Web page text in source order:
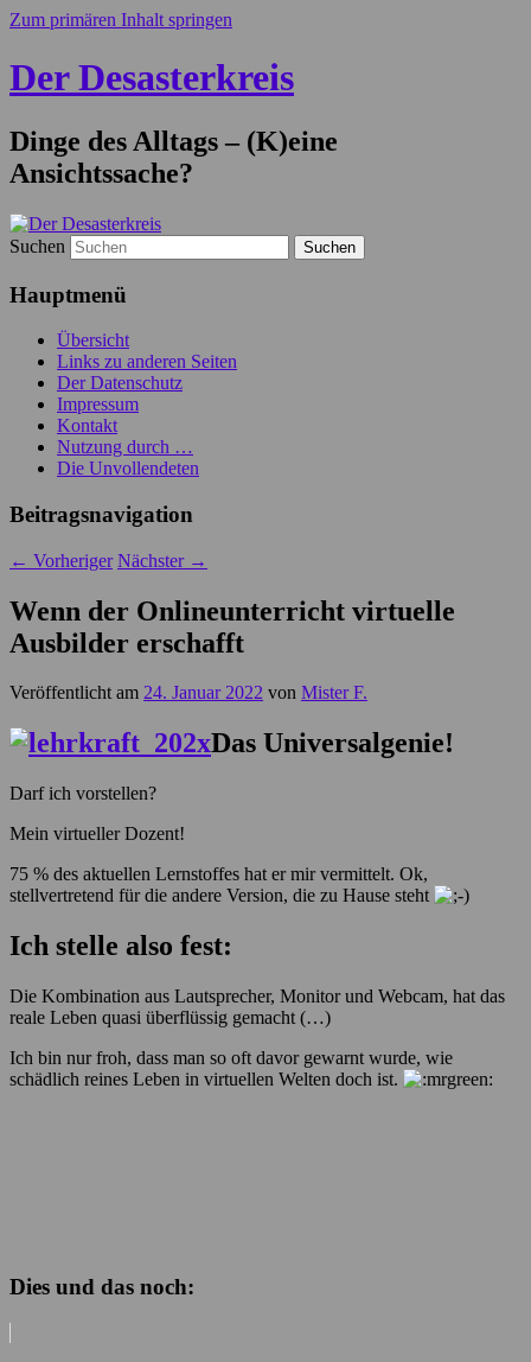
Zum primären Inhalt springen
Der Desasterkreis
Dinge des Alltags – (K)eine
Ansichtssache?
Suchen
Hauptmenü
Übersicht
Links zu anderen Seiten
Der Datenschutz
Impressum
Kontakt
Nutzung durch …
Die Unvollendeten
Beitragsnavigation
← Vorheriger Nächster →
Wenn der Onlineunterricht virtuelle
Ausbilder erschafft
Veröffentlicht am 24. Januar 2022 von Mister F.
Das Universalgenie!
Darf ich vorstellen?
Mein virtueller Dozent!
75 % des aktuellen Lernstoffes hat er mir vermittelt. Ok,
stellvertretend für die andere Version, die zu Hause steht
Ich stelle also fest:
Die Kombination aus Lautsprecher, Monitor und Webcam, hat das
reale Leben quasi überflüssig gemacht (…)
Ich bin nur froh, dass man so oft davor gewarnt wurde, wie
schädlich reines Leben in virtuellen Welten doch ist.
Dies und das noch: